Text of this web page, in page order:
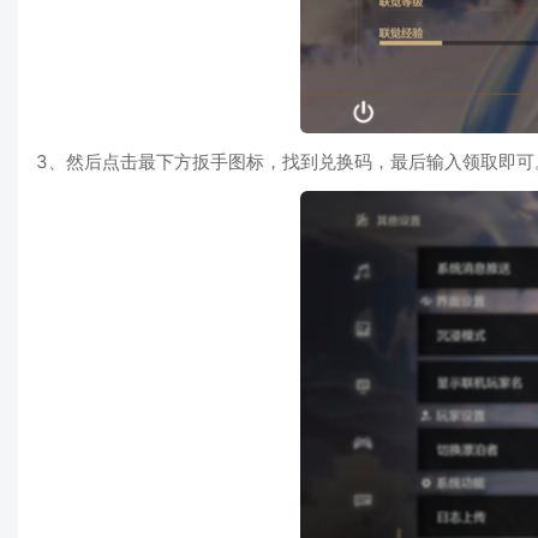
3、然后点击最下方扳手图标，找到兑换码，最后输入领取即